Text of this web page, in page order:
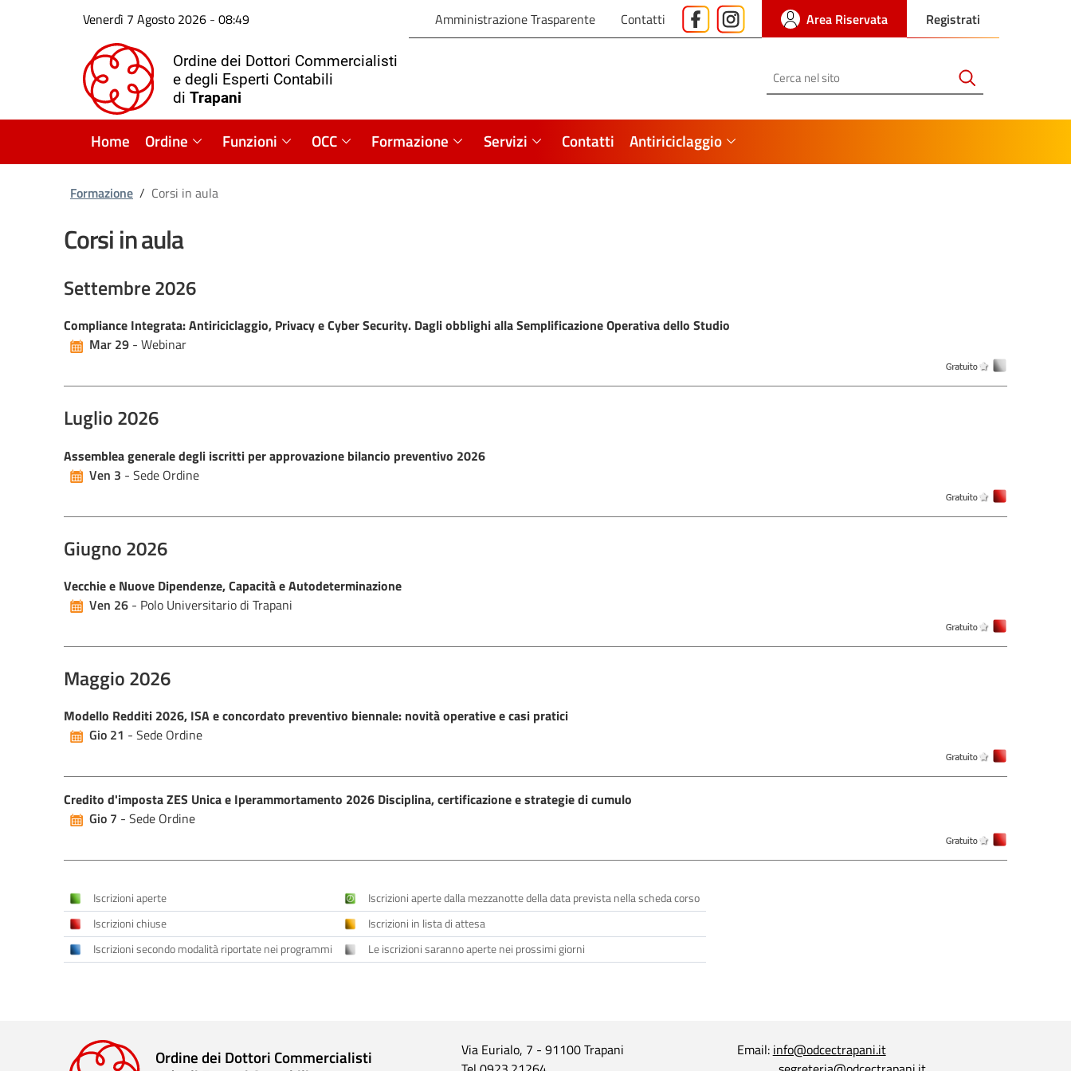
Venerdì 7 Agosto 2026 - 08:49 Amministrazione Trasparente Contatti Area Riservata Registrati
Ordine dei Dottori Commercialisti
e degli Esperti Contabili
diTrapani
Cerca
Home Ordine Funzioni OCC Formazione Servizi Contatti Antiriciclaggio
Formazione / Corsi in aula
Corsi in aula
Settembre 2026
Compliance Integrata: Antiriciclaggio, Privacy e Cyber Security. Dagli obblighi alla Semplificazione Operativa dello Studio
Mar 29 - Webinar
Luglio 2026
Assemblea generale degli iscritti per approvazione bilancio preventivo 2026
Ven 3 - Sede Ordine
Giugno 2026
Vecchie e Nuove Dipendenze, Capacità e Autodeterminazione
Ven 26 - Polo Universitario di Trapani
Maggio 2026
Modello Redditi 2026, ISA e concordato preventivo biennale: novità operative e casi pratici
Gio 21 - Sede Ordine
Credito d'imposta ZES Unica e Iperammortamento 2026 Disciplina, certificazione e strategie di cumulo
Gio 7 - Sede Ordine
Iscrizioni aperte
Iscrizioni aperte dalla mezzanotte della data prevista nella scheda corso
Iscrizioni chiuse
Iscrizioni in lista di attesa
Iscrizioni secondo modalità riportate nei programmi
Le iscrizioni saranno aperte nei prossimi giorni
Ordine dei Dottori Commercialisti
Via Eurialo, 7 - 91100 Trapani
Email: info@odcectrapani.it